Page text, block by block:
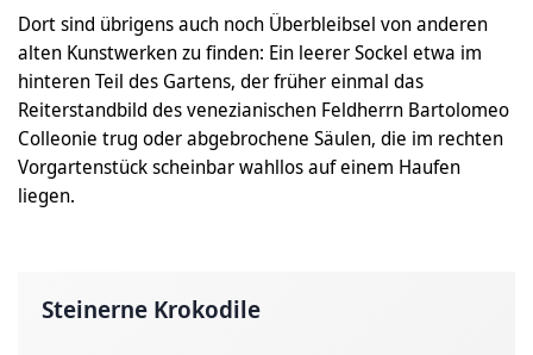
Dort sind übrigens auch noch Überbleibsel von anderen
alten Kunstwerken zu finden: Ein leerer Sockel etwa im
hinteren Teil des Gartens, der früher einmal das
Reiterstandbild des venezianischen Feldherrn Bartolomeo
Colleonie trug oder abgebrochene Säulen, die im rechten
Vorgartenstück scheinbar wahllos auf einem Haufen
liegen.
Steinerne Krokodile